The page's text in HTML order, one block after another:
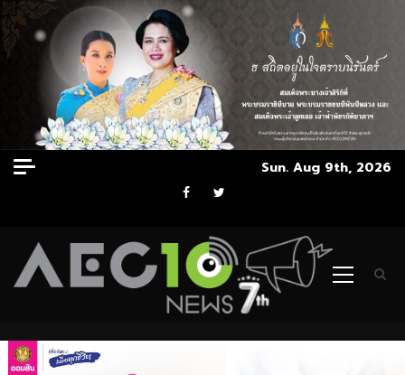
Skip
to
Sun. Aug 9th, 2026
Facebook
Twitter
Primary